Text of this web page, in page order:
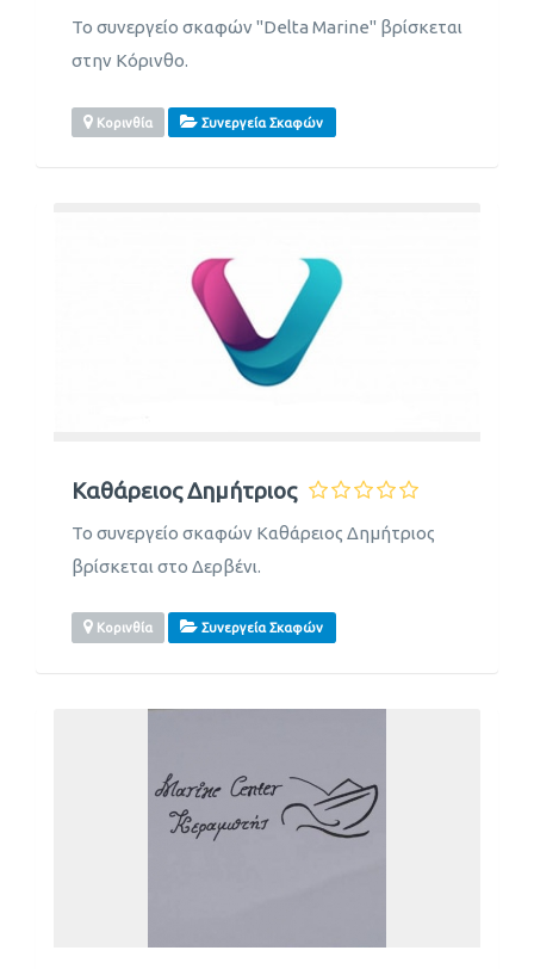
Το συνεργείο σκαφών "Delta Marine" βρίσκεται
στην Κόρινθο.
Κορινθία Συνεργεία Σκαφών
Καθάρειος Δημήτριος
Το συνεργείο σκαφών Καθάρειος Δημήτριος
βρίσκεται στο Δερβένι.
Κορινθία Συνεργεία Σκαφών